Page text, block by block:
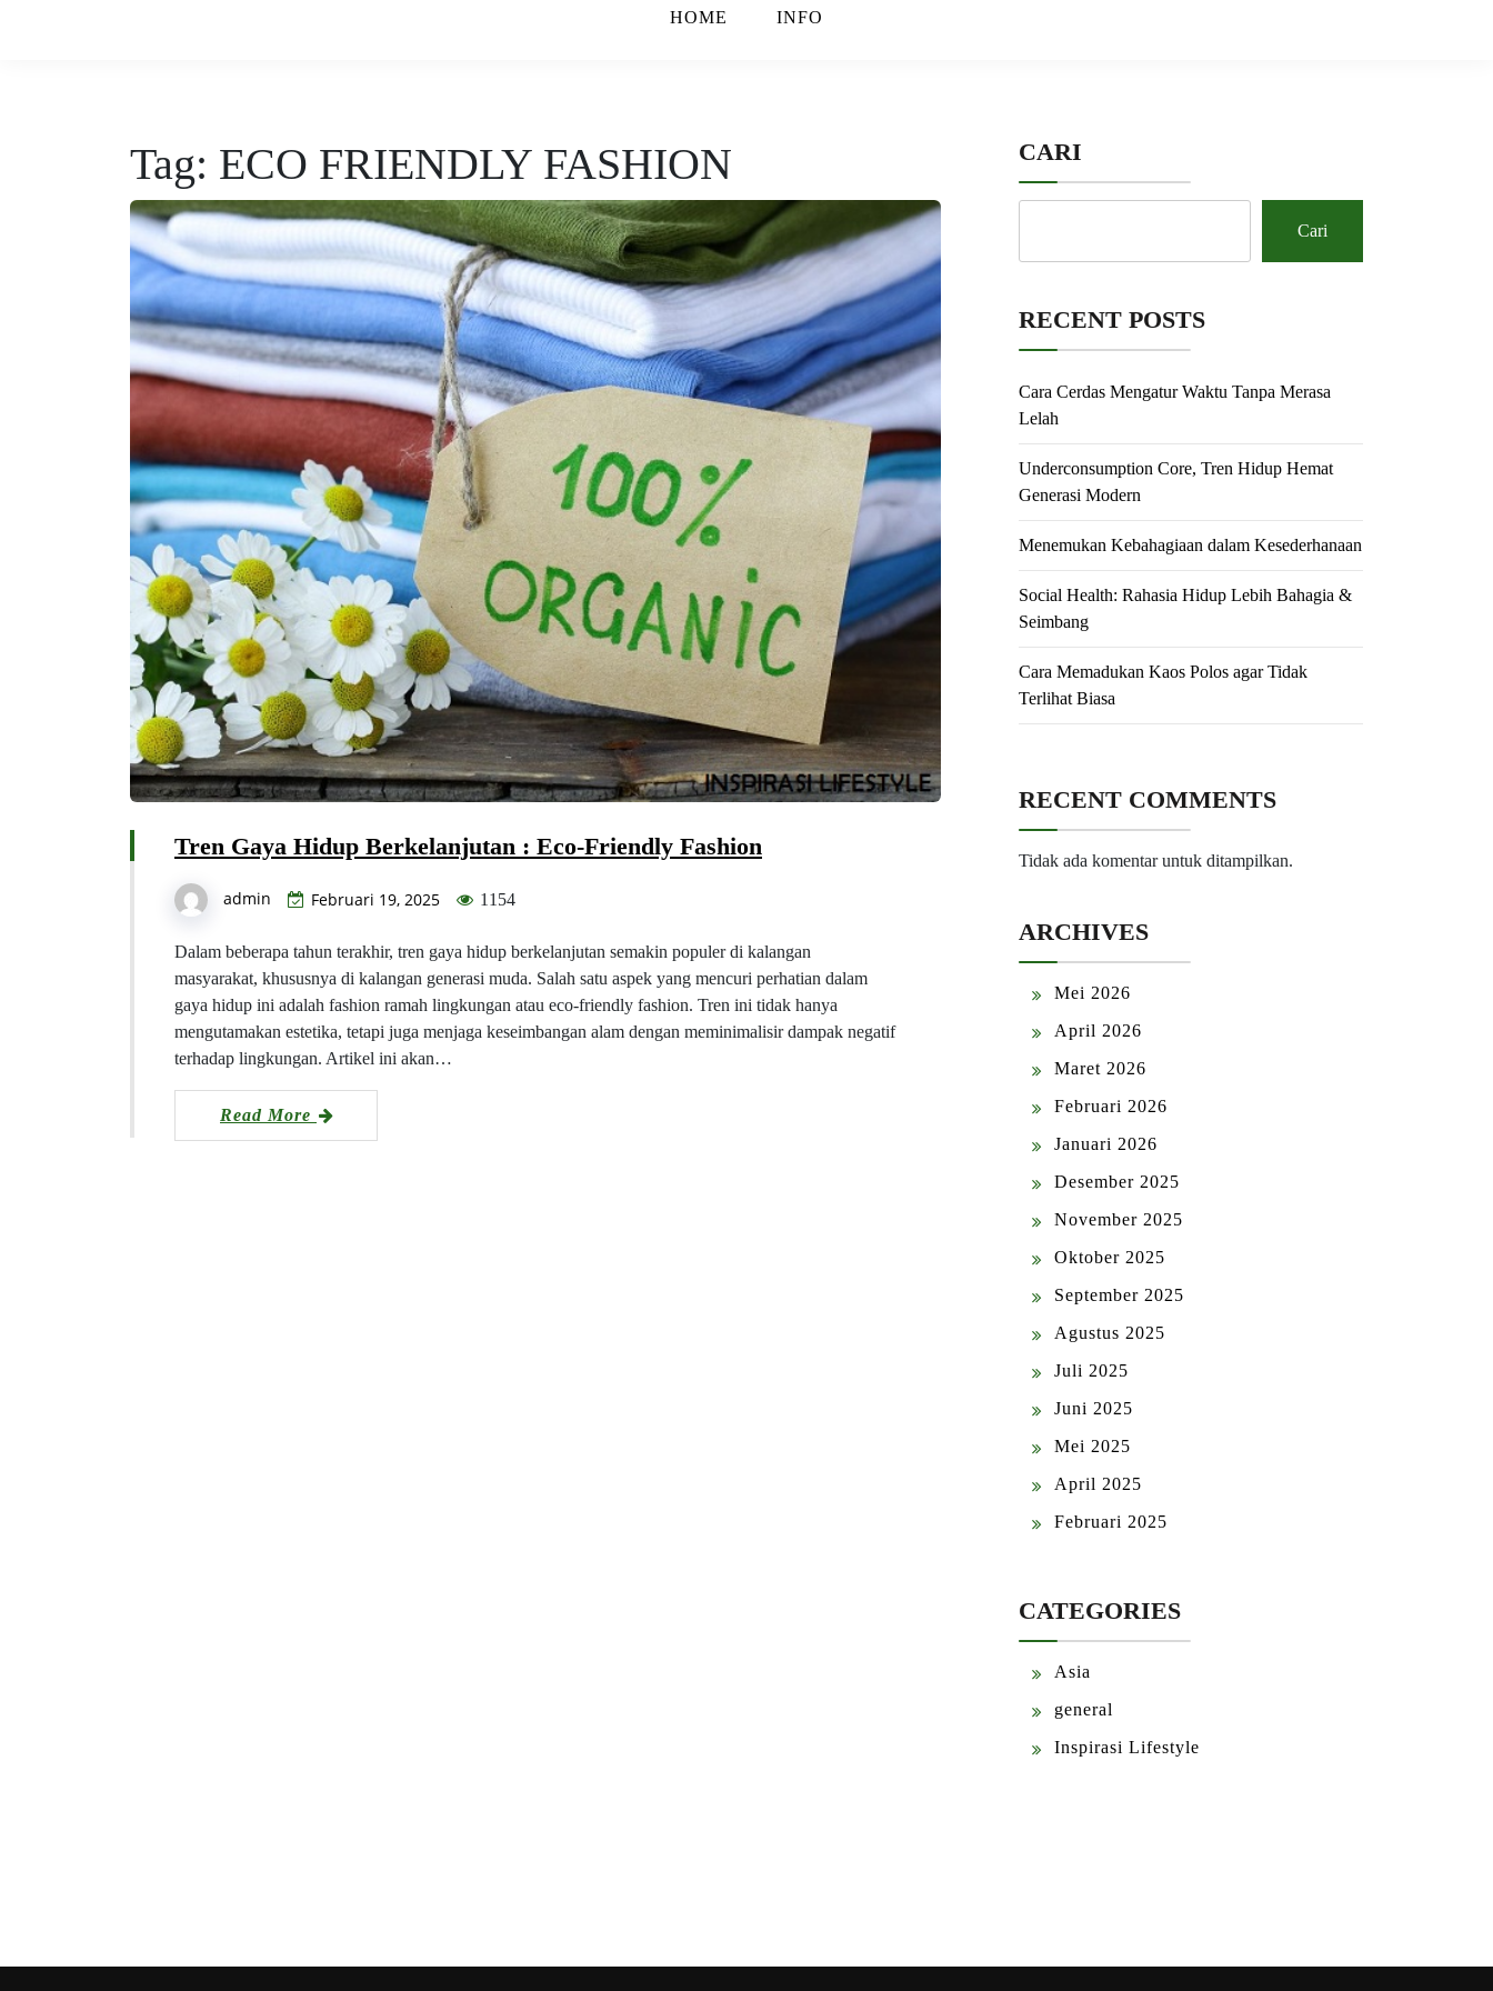
HOME INFO
Tag: ECO FRIENDLY FASHION
Tren Gaya Hidup Berkelanjutan : Eco-Friendly Fashion
admin Februari 19, 2025 1154
Dalam beberapa tahun terakhir, tren gaya hidup berkelanjutan semakin populer di kalangan
masyarakat, khususnya di kalangan generasi muda. Salah satu aspek yang mencuri perhatian dalam
gaya hidup ini adalah fashion ramah lingkungan atau eco-friendly fashion. Tren ini tidak hanya
mengutamakan estetika, tetapi juga menjaga keseimbangan alam dengan meminimalisir dampak negatif
terhadap lingkungan. Artikel ini akan…
Read More
CARI
Cari
RECENT POSTS
Cara Cerdas Mengatur Waktu Tanpa Merasa
Lelah
Underconsumption Core, Tren Hidup Hemat
Generasi Modern
Menemukan Kebahagiaan dalam Kesederhanaan
Social Health: Rahasia Hidup Lebih Bahagia &
Seimbang
Cara Memadukan Kaos Polos agar Tidak
Terlihat Biasa
RECENT COMMENTS
Tidak ada komentar untuk ditampilkan.
ARCHIVES
Mei 2026
April 2026
Maret 2026
Februari 2026
Januari 2026
Desember 2025
November 2025
Oktober 2025
September 2025
Agustus 2025
Juli 2025
Juni 2025
Mei 2025
April 2025
Februari 2025
CATEGORIES
Asia
general
Inspirasi Lifestyle